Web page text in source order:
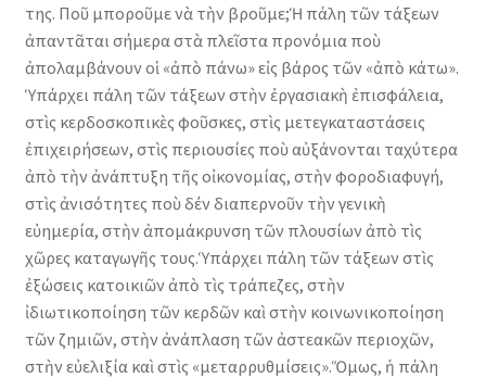
της. Ποῦ μποροῦμε νὰ τὴν βροῦμε;Ἡ πάλη τῶν τάξεων
ἀπαντᾶται σήμερα στὰ πλεῖστα προνόμια ποὺ
ἀπολαμβάνουν οἱ «ἀπὸ πάνω» εἰς βάρος τῶν «ἀπὸ κάτω».
Ὑπάρχει πάλη τῶν τάξεων στὴν ἐργασιακὴ ἐπισφάλεια,
στὶς κερδοσκοπικὲς φοῦσκες, στὶς μετεγκαταστάσεις
ἐπιχειρήσεων, στὶς περιουσίες ποὺ αὐξάνονται ταχύτερα
ἀπὸ τὴν ἀνάπτυξη τῆς οἰκονομίας, στὴν φοροδιαφυγή,
στὶς ἀνισότητες ποὺ δέν διαπερνοῦν τὴν γενικὴ
εὐημερία, στὴν ἀπομάκρυνση τῶν πλουσίων ἀπὸ τὶς
χῶρες καταγωγῆς τους.Ὑπάρχει πάλη τῶν τάξεων στὶς
ἐξώσεις κατοικιῶν ἀπὸ τὶς τράπεζες, στὴν
ἰδιωτικοποίηση τῶν κερδῶν καὶ στὴν κοινωνικοποίηση
τῶν ζημιῶν, στὴν ἀνάπλαση τῶν ἀστεακῶν περιοχῶν,
στὴν εὐελιξία καὶ στὶς «μεταρρυθμίσεις».Ὅμως, ἡ πάλη